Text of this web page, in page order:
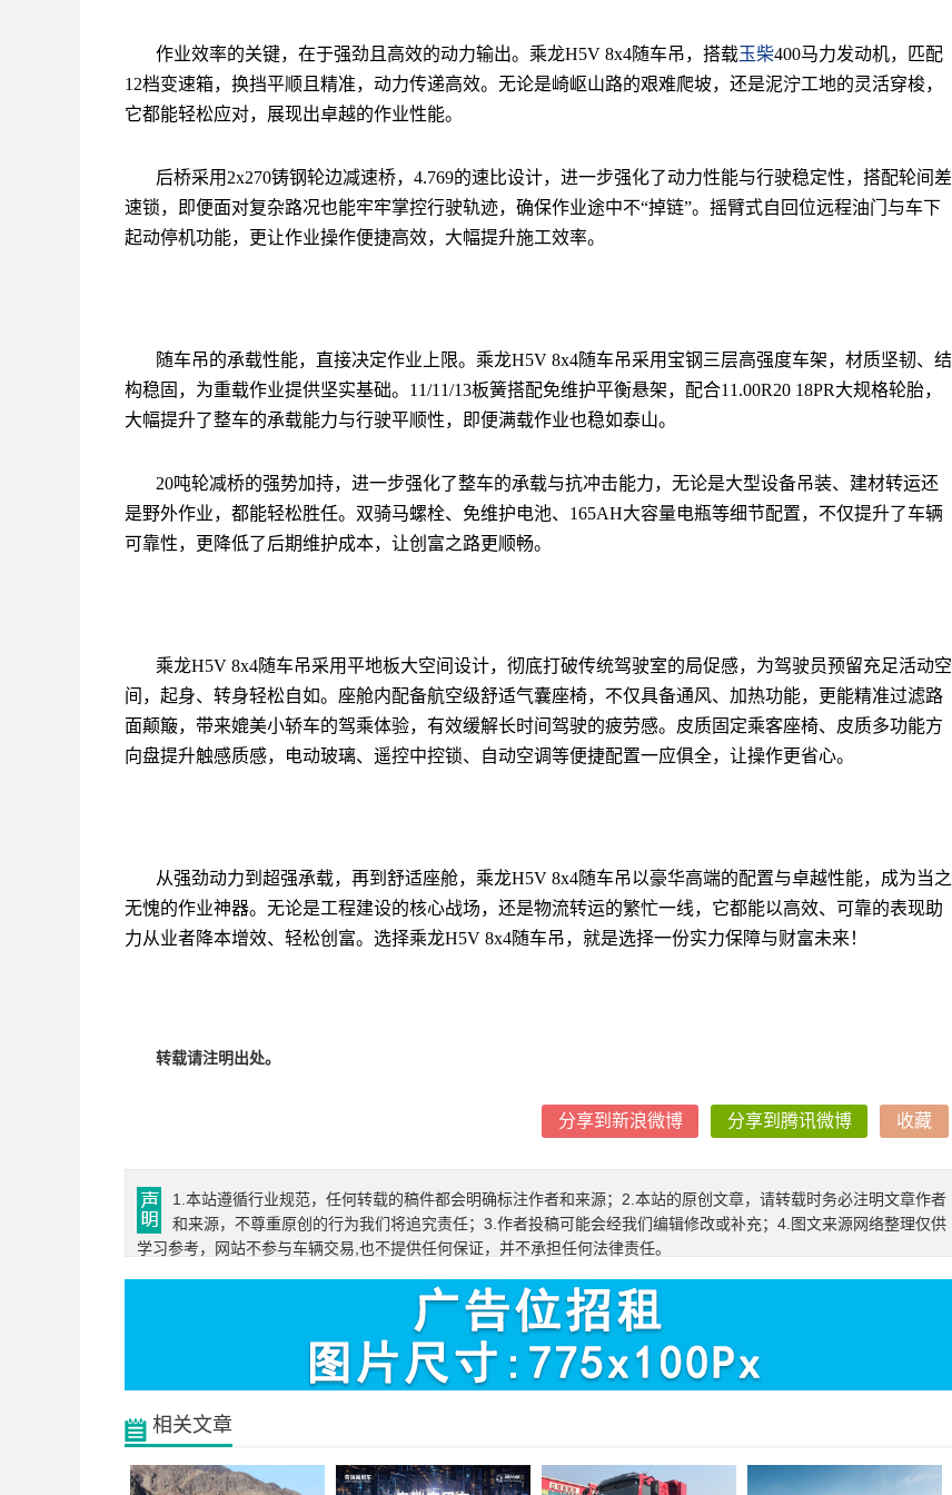
作业效率的关键，在于强劲且高效的动力输出。乘龙H5V 8x4随车吊，搭载玉柴400马力发动机，匹配
12档变速箱，换挡平顺且精准，动力传递高效。无论是崎岖山路的艰难爬坡，还是泥泞工地的灵活穿梭，
它都能轻松应对，展现出卓越的作业性能。
后桥采用2x270铸钢轮边减速桥，4.769的速比设计，进一步强化了动力性能与行驶稳定性，搭配轮间差
速锁，即便面对复杂路况也能牢牢掌控行驶轨迹，确保作业途中不“掉链”。摇臂式自回位远程油门与车下
起动停机功能，更让作业操作便捷高效，大幅提升施工效率。
随车吊的承载性能，直接决定作业上限。乘龙H5V 8x4随车吊采用宝钢三层高强度车架，材质坚韧、结
构稳固，为重载作业提供坚实基础。11/11/13板簧搭配免维护平衡悬架，配合11.00R20 18PR大规格轮胎，
大幅提升了整车的承载能力与行驶平顺性，即便满载作业也稳如泰山。
20吨轮减桥的强势加持，进一步强化了整车的承载与抗冲击能力，无论是大型设备吊装、建材转运还
是野外作业，都能轻松胜任。双骑马螺栓、免维护电池、165AH大容量电瓶等细节配置，不仅提升了车辆
可靠性，更降低了后期维护成本，让创富之路更顺畅。
乘龙H5V 8x4随车吊采用平地板大空间设计，彻底打破传统驾驶室的局促感，为驾驶员预留充足活动空
间，起身、转身轻松自如。座舱内配备航空级舒适气囊座椅，不仅具备通风、加热功能，更能精准过滤路
面颠簸，带来媲美小轿车的驾乘体验，有效缓解长时间驾驶的疲劳感。皮质固定乘客座椅、皮质多功能方
向盘提升触感质感，电动玻璃、遥控中控锁、自动空调等便捷配置一应俱全，让操作更省心。
从强劲动力到超强承载，再到舒适座舱，乘龙H5V 8x4随车吊以豪华高端的配置与卓越性能，成为当之
无愧的作业神器。无论是工程建设的核心战场，还是物流转运的繁忙一线，它都能以高效、可靠的表现助
力从业者降本增效、轻松创富。选择乘龙H5V 8x4随车吊，就是选择一份实力保障与财富未来！
转载请注明出处。
分享到新浪微博 分享到腾讯微博 收藏
1.本站遵循行业规范，任何转载的稿件都会明确标注作者和来源；2.本站的原创文章，请转载时务必注明文章作者
和来源，不尊重原创的行为我们将追究责任；3.作者投稿可能会经我们编辑修改或补充；4.图文来源网络整理仅供
学习参考，网站不参与车辆交易,也不提供任何保证，并不承担任何法律责任。
相关文章